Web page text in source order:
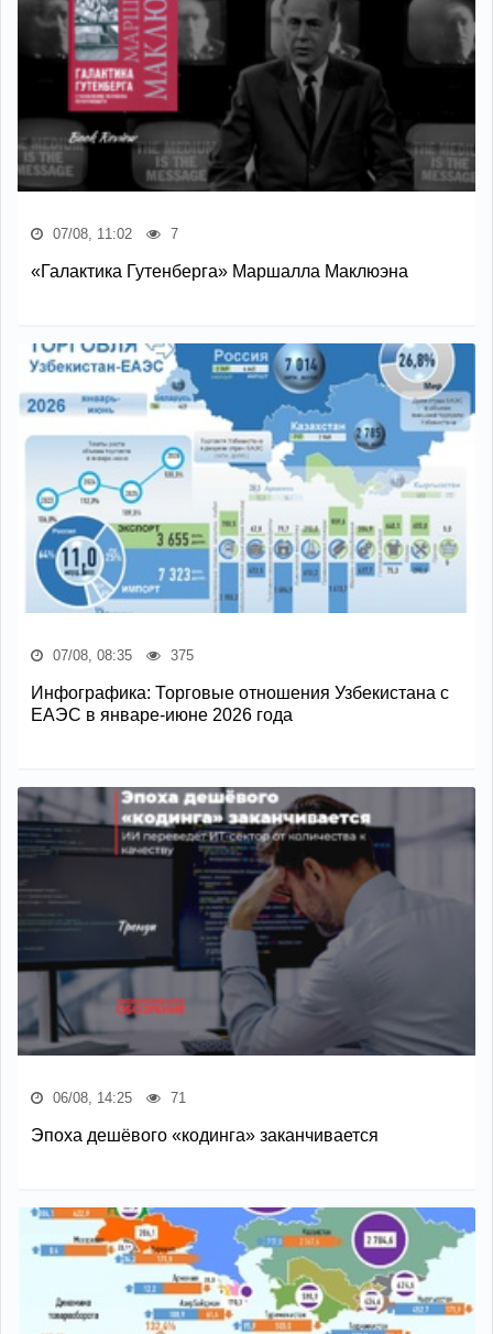
07/08, 11:02 7
«Галактика Гутенберга» Маршалла Маклюэна
07/08, 08:35 375
Инфографика: Торговые отношения Узбекистана с
ЕАЭС в январе-июне 2026 года
06/08, 14:25 71
Эпоха дешёвого «кодинга» заканчивается